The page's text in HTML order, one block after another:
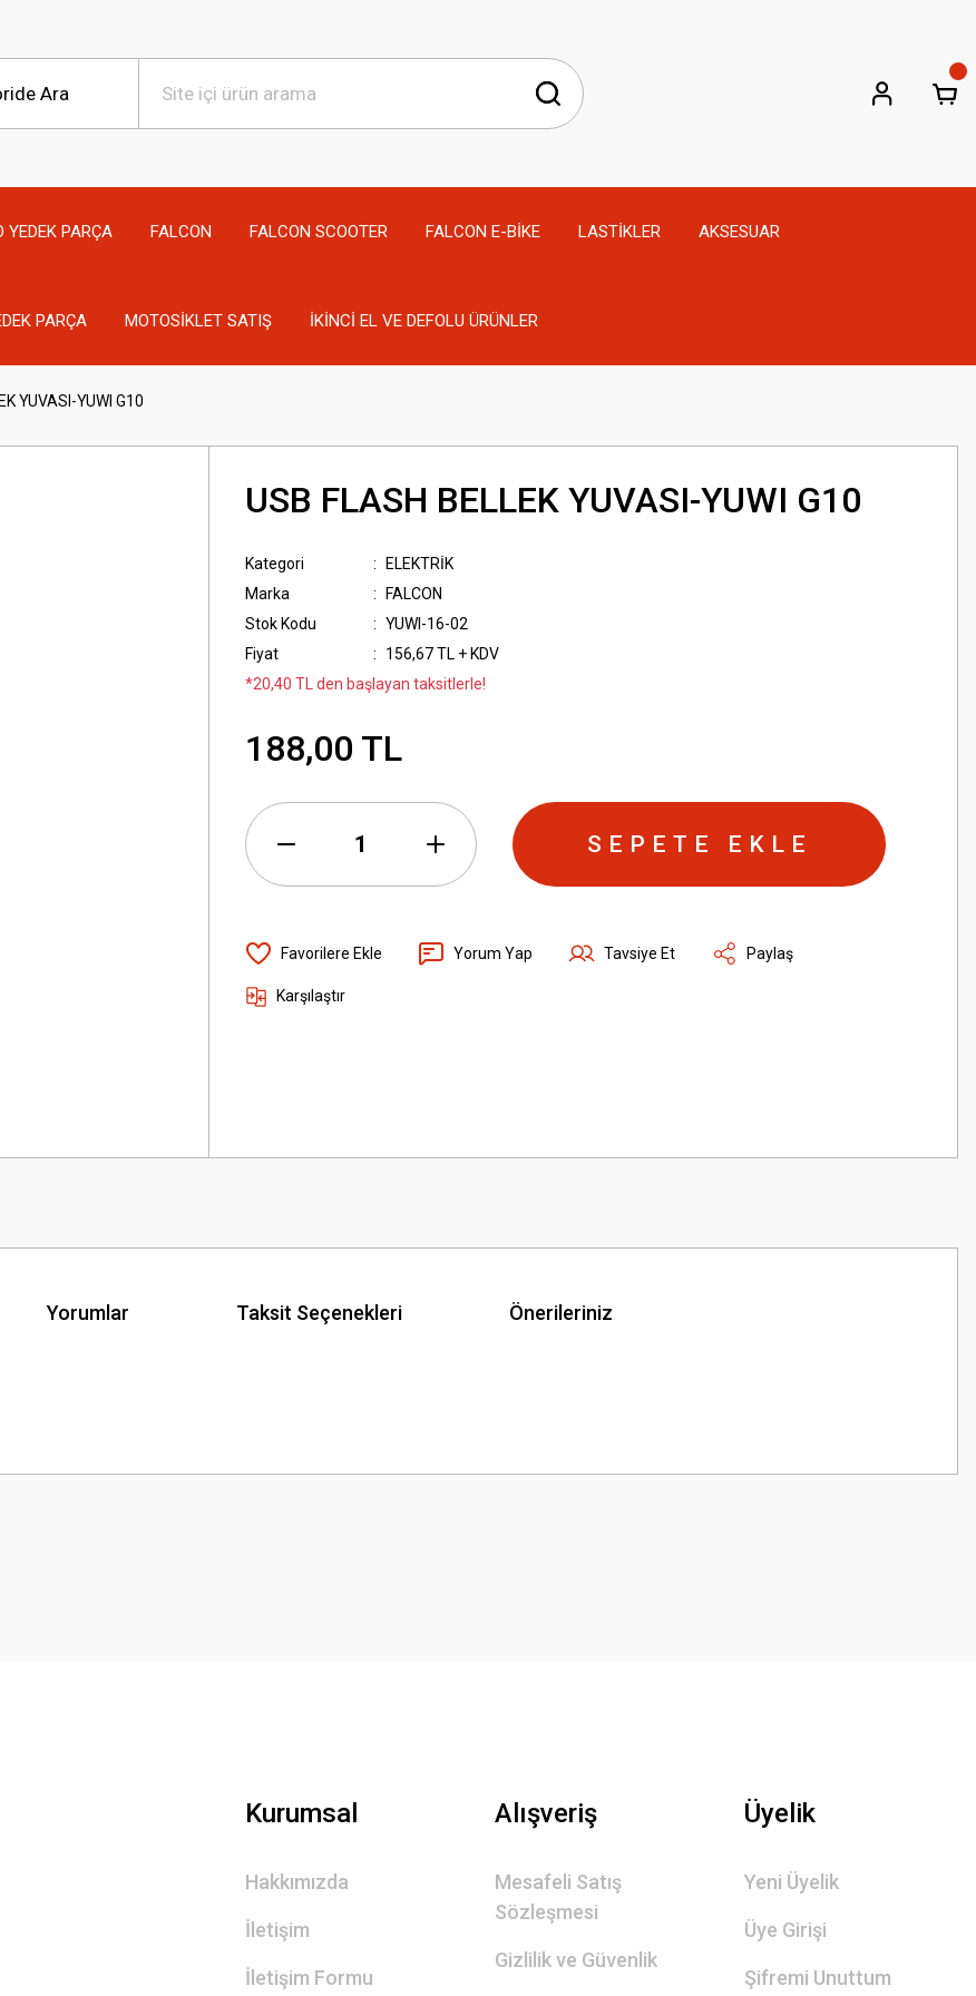
YEDEK PARÇA FALCON FALCON SCOOTER FALCON E-BİKE LASTİKLER AKSESUAR
PARÇA MOTOSİKLET SATIŞ İKİNCİ EL VE DEFOLU ÜRÜNLER
YUVASI-YUWI G10
USB FLASH BELLEK YUVASI-YUWI G10
Kategori
ELEKTRİK
Marka
FALCON
Stok Kodu
YUWI-16-02
Fiyat
156,67 TL + KDV
*20,40 TL den başlayan taksitlerle!
188,00 TL
SEPETE EKLE
Yorum Yap Tavsiye Et Paylaş
Karşılaştır
Yorumlar Taksit Seçenekleri Önerileriniz
Kurumsal
Hakkımızda
İletişim
İletişim Formu
Alışveriş
Mesafeli Satış
Sözleşmesi
Gizlilik ve Güvenlik
Üyelik
Yeni Üyelik
Üye Girişi
Şifremi Unuttum